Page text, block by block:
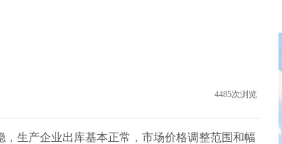
4485次浏览
，生产企业出库基本正常，市场价格调整范围和幅